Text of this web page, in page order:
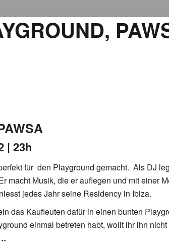
| 23h
für den Playground gemacht. Als DJ
Musik, die er auflegen und mit einer
jedes Jahr seine Residency in Ibiza.
das Kaufleuten dafür in einen bunten
einmal betreten habt, wollt ihr ihn